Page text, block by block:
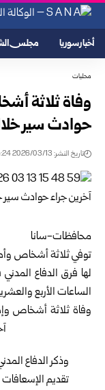
أخبار سوريا مجلس
محليات
حوادث سير خلال الـ 24
تاريخ النشر: 2026/03/13 4:24 مساءً
محافظات-سانا
لها فرق الدفاع
الساعات الأربع
وذكر الدفاع
تقديم